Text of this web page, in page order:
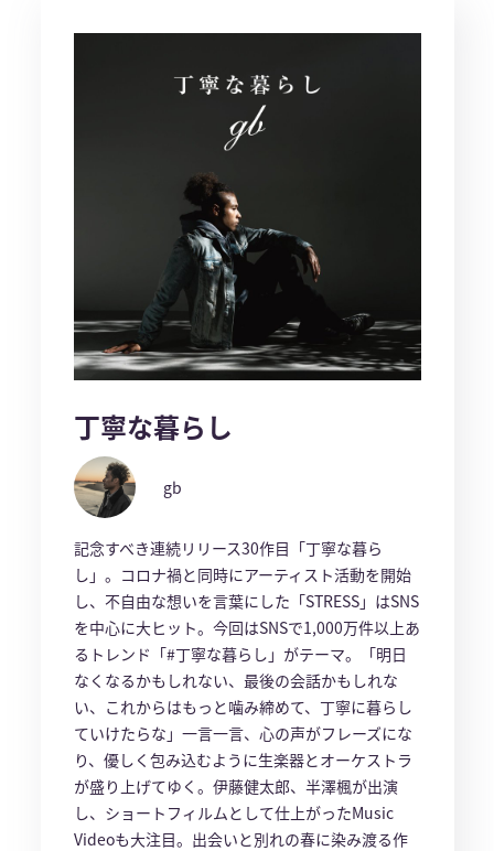
丁寧な暮らし
gb
記念すべき連続リリース30作目「丁寧な暮ら
し」。コロナ禍と同時にアーティスト活動を開始
し、不自由な想いを言葉にした「STRESS」はSNS
を中心に大ヒット。今回はSNSで1,000万件以上あ
るトレンド「#丁寧な暮らし」がテーマ。「明日
なくなるかもしれない、最後の会話かもしれな
い、これからはもっと噛み締めて、丁寧に暮らし
ていけたらな」一言一言、心の声がフレーズにな
り、優しく包み込むように生楽器とオーケストラ
が盛り上げてゆく。伊藤健太郎、半澤楓が出演
し、ショートフィルムとして仕上がったMusic
Videoも大注目。出会いと別れの春に染み渡る作